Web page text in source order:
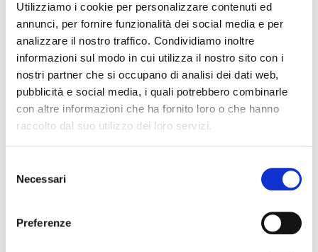
Utilizziamo i cookie per personalizzare contenuti ed
annunci, per fornire funzionalità dei social media e per
analizzare il nostro traffico. Condividiamo inoltre
informazioni sul modo in cui utilizza il nostro sito con i
nostri partner che si occupano di analisi dei dati web,
pubblicità e social media, i quali potrebbero combinarle
con altre informazioni che ha fornito loro o che hanno
raccolto dal suo utilizzo dei loro servizi.
delNecessari
Preferenze
QUALITÀ MADE IN ITALY
COMPOSIZIONE E LAVAGGIO
GUIDA ALLE TAGLIE
POTREBBERO PIACERTI ANCHE